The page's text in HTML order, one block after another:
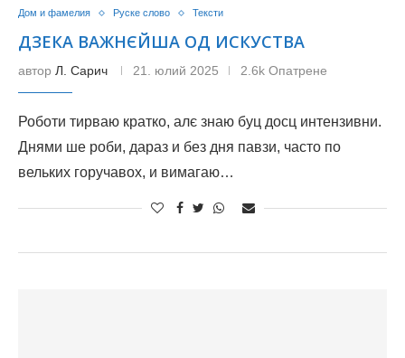
Дом и фамелия Руске слово Тексти
ДЗЕКА ВАЖНЄЙША ОД ИСКУСТВА
автор Л. Сарич 21. юлий 2025 2.6k Опатрене
Роботи тирваю кратко, алє знаю буц досц интензивни.
Днями ше роби, дараз и без дня павзи, часто по
вельких горучавох, и вимагаю…